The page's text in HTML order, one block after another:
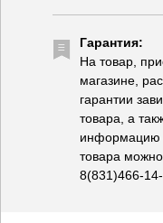
Гарантия:
На товар,
магазине,
гарантии
товара, а
информацию
товара
8(831)466-